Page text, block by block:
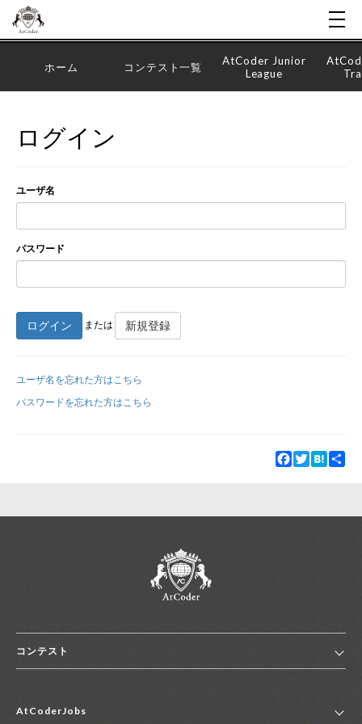
新規登録
ホーム コンテスト一覧
AtCoder Junior
League
ログイン
ユーザ名
パスワード
ログイン または 新規登録
ユーザ名を忘れた方はこちら
パスワードを忘れた方はこちら
Facebook
TwitterHatena
コンテスト
コンテスト一覧
AtCoderJobs